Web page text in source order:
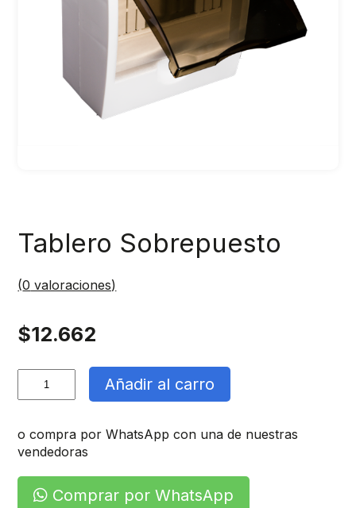
Tablero Sobrepuesto
(0 valoraciones)
$12.662
Tablero
Añadir al carro
o compra por WhatsApp con una de nuestras
vendedoras
Comprar por WhatsApp